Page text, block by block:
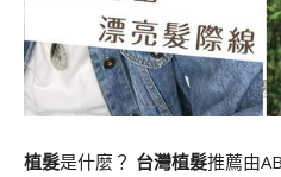
植髮是什麼？ 台灣植髮推薦由